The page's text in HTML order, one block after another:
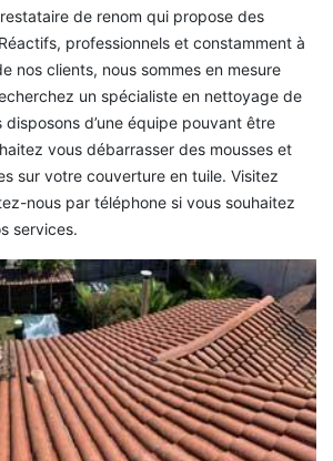
de renom qui propose des
professionnels et constamment à
nos clients, nous sommes en mesure
un spécialiste en nettoyage de
d’une équipe pouvant être
vous débarrasser des mousses et
sur votre couverture en tuile. Visitez
nous par téléphone si vous souhaitez
services.